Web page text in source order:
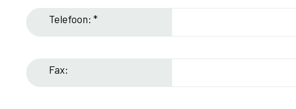
Telefoon: *
Fax: